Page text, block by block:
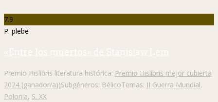
7.9
P. plebe
«Entre los muertos» de Stanisław Lem
Premio Hislibris literatura histórica: Premio Hislibris mejor cubierta
2024 (ganador/a))Subgéneros: BélicoTemas: II Guerra Mundial,
Polonia, S. XX